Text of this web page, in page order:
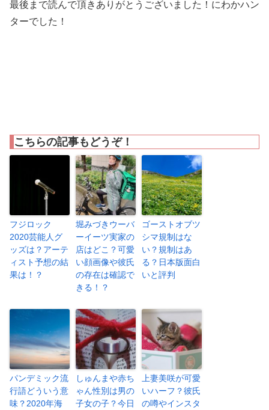
最後まで読んで頂きありがとうございました！にわかハン
ターでした！
こちらの記事もどうぞ！
フジロック
2020芸能人グ
ッズは？アーテ
ィスト予想の結
果は！？
堀みづきウーバ
ーイーツ実家の
店はどこ？可愛
い顔画像や彼氏
の存在は確認で
きる！？
ゴーストオブツ
シマ規制はな
い？規制はあ
る？日本版面白
いと評判
パンデミック流
行語どういう意
味？2020年海
しゅんまや赤ち
ゃん性別は男の
子女の子？今日
上妻美咲が可愛
いハーフ？彼氏
の噂やインスタ